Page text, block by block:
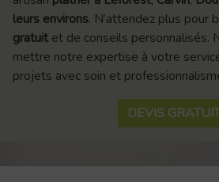
leurs environs. N’attendez plus pour
gratuit et de conseils personnalisés.
mettre notre expertise à votre
projets avec soin et
DEVIS